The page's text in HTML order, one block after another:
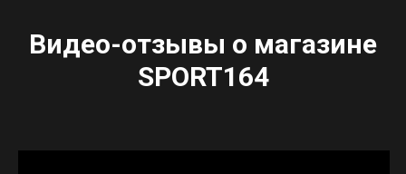
Видео-отзывы о магазине
SPORT164